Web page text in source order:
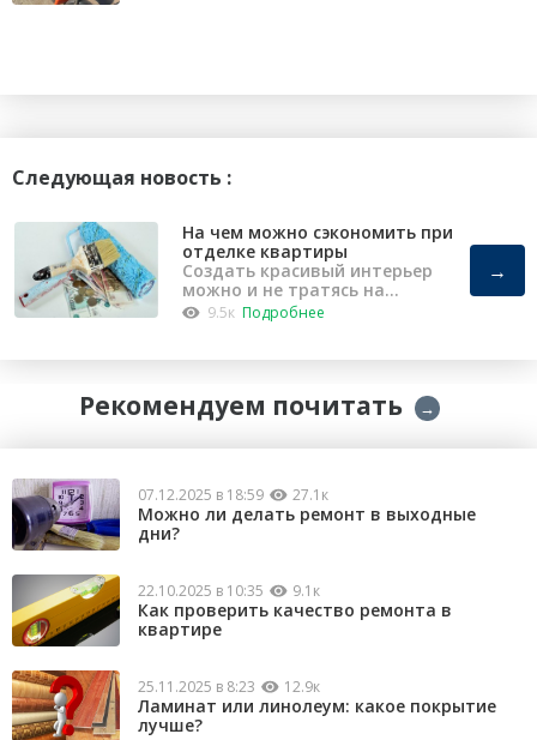
Следующая новость :
На чем можно сэкономить при
отделке квартиры
Создать красивый интерьер
можно и не тратясь на
капремонт
9.5к Подробнее
→
Рекомендуем почитать →
07.12.2025 в 18:59 27.1к
Можно ли делать ремонт в выходные
дни?
22.10.2025 в 10:35 9.1к
Как проверить качество ремонта в
квартире
25.11.2025 в 8:23 12.9к
Ламинат или линолеум: какое покрытие
лучше?